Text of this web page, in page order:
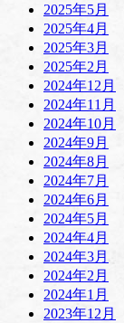
2025年5月
2025年4月
2025年3月
2025年2月
2024年12月
2024年11月
2024年10月
2024年9月
2024年8月
2024年7月
2024年6月
2024年5月
2024年4月
2024年3月
2024年2月
2024年1月
2023年12月